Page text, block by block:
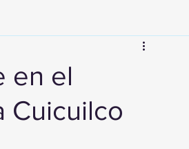
en el
Cuicuilco